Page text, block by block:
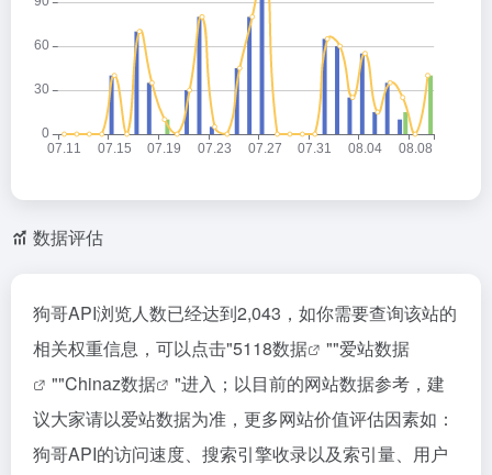
数据评估
狗哥API浏览人数已经达到2,043，如你需要查询该站的
相关权重信息，可以点击"5118数据 ""爱站数据
""Chinaz数据
"进入；以目前的网站数据参考，建
议大家请以爱站数据为准，更多网站价值评估因素如：
狗哥API的访问速度、搜索引擎收录以及索引量、用户